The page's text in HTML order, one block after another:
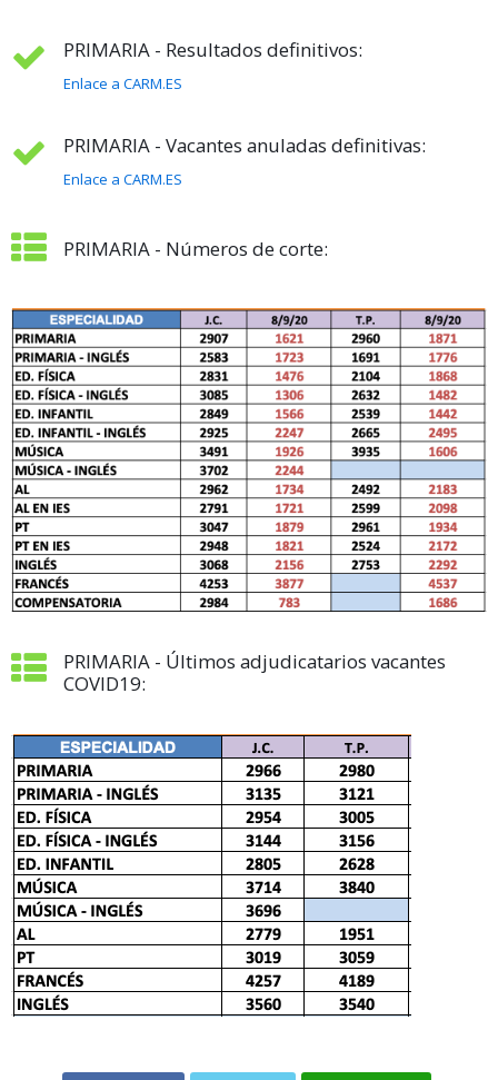
PRIMARIA - Resultados definitivos:
Enlace a CARM.ES
PRIMARIA - Vacantes anuladas definitivas:
Enlace a CARM.ES
PRIMARIA - Números de corte:
PRIMARIA - Últimos adjudicatarios vacantes
COVID19: